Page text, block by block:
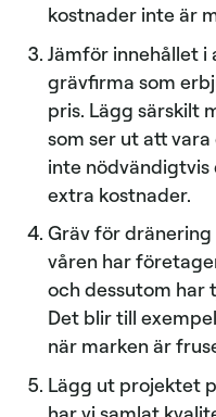
kostnader inte är
Jämför innehållet i
grävfirma som
pris. Lägg särskilt
som ser ut att
inte
extra kostnader.
Gräv för
våren har
och dessutom har
Det blir till
när marken är
Lägg ut projektet